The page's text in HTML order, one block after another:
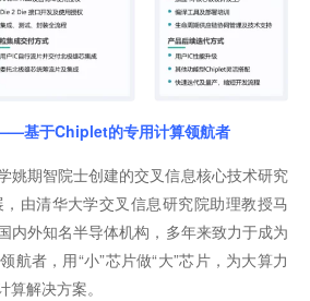
基于Chiplet的专用计算领航者
姚期智院士创建的交叉信息核心技术研究
由清华大学交叉信息研究院助理教授马
内外知名半导体机构，多年来致力于成为
航者，用“小”芯片做“大”芯片，为大算力
解决方案。